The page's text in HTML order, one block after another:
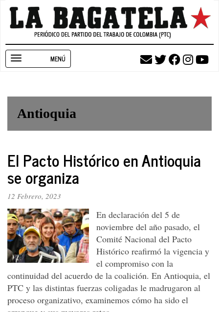
Pasar
contenido
navigation
Antioquia
El Pacto Histórico en Antioquia
se organiza
12 Febrero, 2023
En declaración del 5 de
noviembre del año pasado, el
Comité Nacional del Pacto
Histórico reafirmó la vigencia y
el compromiso con la
continuidad del acuerdo de la coalición. En Antioquia, el
PTC y las distintas fuerzas coligadas le madrugaron al
proceso organizativo, examinemos cómo ha sido el